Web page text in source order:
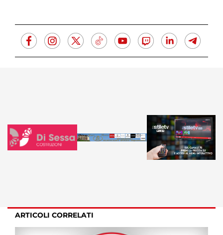
ARTICOLI CORRELATI